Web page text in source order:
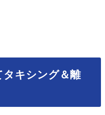
キシング＆離